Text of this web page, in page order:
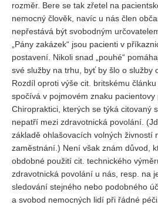
rozměr. Bere se tak zřetel na
nemocný člověk, navíc u nás člen
nepřestává být svobodným
„Pány zakázek“ jsou pacienti v
postavení. Nikoli snad „pouhé“
své služby na trhu, byť by šlo o služby
Rozdíl oproti výše cit. britskému
spočívá v pojmovém znaku pacientovy
Chiropraktici, kterých se týká citovaný
nepatří mezi zdravotnická povolání.
základě ohlašovacích volných živností
zaměstnání.) Není však znám důvod,
obdobné použití cit. technického
zdravotnická povolání u nás, resp. na
sledování stejného nebo podobného
a svobod nemocných lidí při řádné